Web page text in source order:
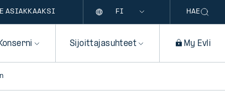
ASIAKKAAKSI HAE
Sijoittajasuhteet My Evli